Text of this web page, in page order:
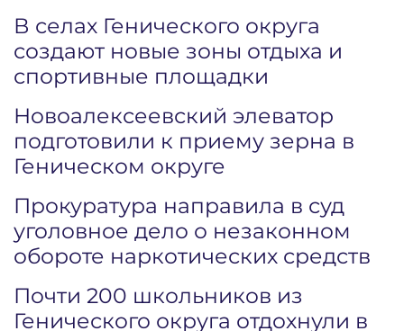
В селах Генического округа
создают новые зоны отдыха и
спортивные площадки
Новоалексеевский элеватор
подготовили к приему зерна в
Геническом округе
Прокуратура направила в суд
уголовное дело о незаконном
обороте наркотических средств
Почти 200 школьников из
Генического округа отдохнули в